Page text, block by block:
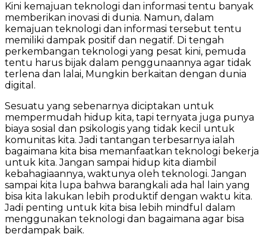
Kini kemajuan teknologi dan informasi tentu banyak
memberikan inovasi di dunia. Namun, dalam
kemajuan teknologi dan informasi tersebut tentu
memiliki dampak positif dan negatif. Di tengah
perkembangan teknologi yang pesat kini, pemuda
tentu harus bijak dalam penggunaannya agar tidak
terlena dan lalai, Mungkin berkaitan dengan dunia
digital.
Sesuatu yang sebenarnya diciptakan untuk
mempermudah hidup kita, tapi ternyata juga punya
biaya sosial dan psikologis yang tidak kecil untuk
komunitas kita. Jadi tantangan terbesarnya ialah
bagaimana kita bisa memanfaatkan teknologi bekerja
untuk kita. Jangan sampai hidup kita diambil
kebahagiaannya, waktunya oleh teknologi. Jangan
sampai kita lupa bahwa barangkali ada hal lain yang
bisa kita lakukan lebih produktif dengan waktu kita.
Jadi penting untuk kita bisa lebih mindful dalam
menggunakan teknologi dan bagaimana agar bisa
berdampak baik.